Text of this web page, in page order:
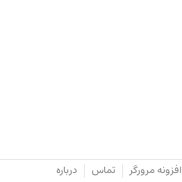
افزونه مرورگر تماس درباره